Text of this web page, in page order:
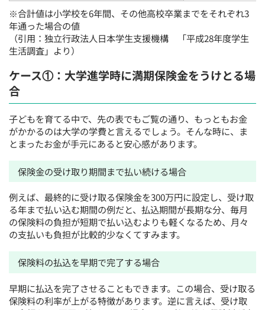
※合計値は小学校を6年間、その他高校卒業までをそれぞれ3
年通った場合の値
（引用：独立行政法人日本学生支援機構 「平成28年度学生
生活調査」より）
ケース①：大学進学時に満期保険金をうけとる場
合
子どもを育てる中で、先の表でもご覧の通り、もっともお金
がかかるのは大学の学費と言えるでしょう。そんな時に、ま
とまったお金が手元にあると安心感があります。
保険金の受け取り期間まで払い続ける場合
例えば、最終的に受け取る保険金を300万円に設定し、受け取
る年まで払い込む期間の例だと、払込期間が長期な分、毎月
の保険料の負担が短期で払い込むよりも軽くなるため、月々
の支払いも負担が比較的少なくてすみます。
保険料の払込を早期で完了する場合
早期に払込を完了させることもできます。この場合、受け取る
保険料の利率が上がる特徴があります。逆に言えば、受け取